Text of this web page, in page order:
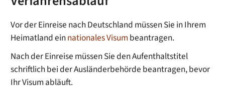
Vor der Einreise nach Deutschland müssen Sie in Ihrem
Heimatland einnationales Visum beantragen.
Nach der Einreise müssen Sie den Aufenthaltstitel
schriftlich bei der Ausländerbehörde beantragen, bevor
Ihr Visum abläuft.